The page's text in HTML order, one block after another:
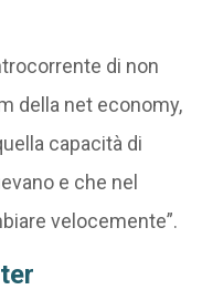
di non
della net economy,
capacità di
e che nel
velocemente”.